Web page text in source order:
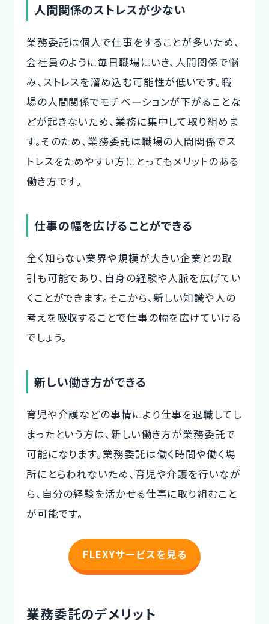
人間関係のストレスが少ない
業務委託は個人で仕事をすることが多いため、
会社員のように毎日職場にいき、人間関係で悩
み、ストレスを溜め込む可能性が低いです。職
場の人間関係でモチベーションが下がることな
どが起きないため、業務に集中して取り組めま
す。そのため、業務委託は職場の人間関係でス
トレスをためやすい方にとってもメリットのある
働き方です。
仕事の幅を広げることができる
全く知らない業界や規模が大きい企業との取
引も可能であり、自身の経験や人脈を広げてい
くことができます。そこから、新しい知識や人の
考えを吸収することで仕事の幅を広げていける
でしょう。
新しい働き方ができる
育児や介護などの事情により仕事を退職してし
まったという方は、新しい働き方が業務委託で
可能になります。業務委託は働く時間や働く場
所にとらわれないため、育児や介護を行いなが
ら、自分の経験を活かせる仕事に取り組むこと
が可能です。
FLEXYサービスを見る
業務委託のデメリット